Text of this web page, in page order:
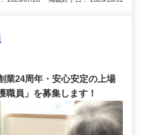
業24周年・安心安定の上場
職員」を募集します！